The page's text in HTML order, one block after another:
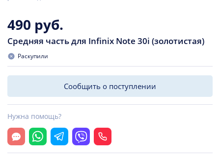
490 руб.
Средняя часть для Infinix Note 30i (золотистая)
Раскупили
Сообщить о поступлении
Нужна помощь?
Открыть чат
WhatsappTelegramViber Позвонить